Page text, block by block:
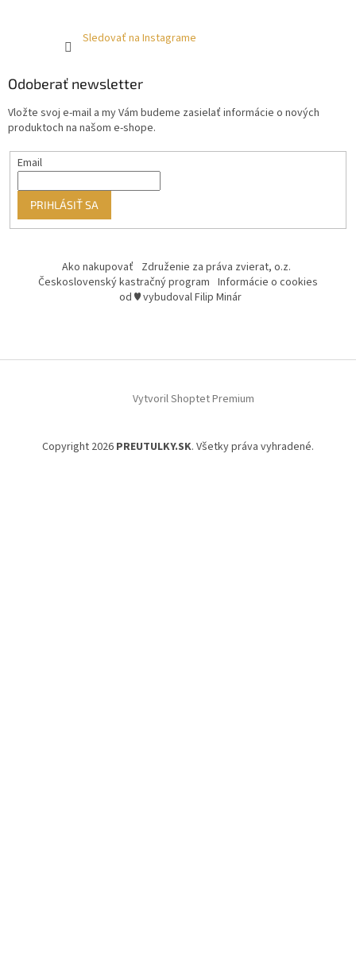
Sledovať na Instagrame
Odoberať newsletter
Vložte svoj e-mail a my Vám budeme zasielať informácie o nových
produktoch na našom e-shope.
Email
PRIHLÁSIŤ SA
Ako nakupovať Združenie za práva zvierat, o.z.
Československý kastračný program Informácie o cookies
od ♥ vybudoval Filip Minár
Vytvoril Shoptet Premium
Copyright 2026 PREUTULKY.SK. Všetky práva vyhradené.